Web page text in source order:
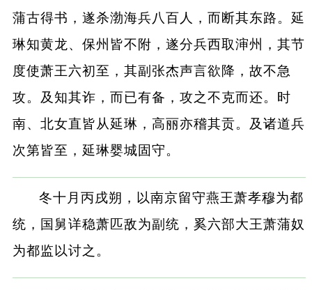
蒲古得书，遂杀渤海兵八百人，而断其东路。延
琳知黄龙、保州皆不附，遂分兵西取渖州，其节
度使萧王六初至，其副张杰声言欲降，故不急
攻。及知其诈，而已有备，攻之不克而还。时
南、北女直皆从延琳，高丽亦稽其贡。及诸道兵
次第皆至，延琳婴城固守。
冬十月丙戌朔，以南京留守燕王萧孝穆为都
统，国舅详稳萧匹敌为副统，奚六部大王萧蒲奴
为都监以讨之。